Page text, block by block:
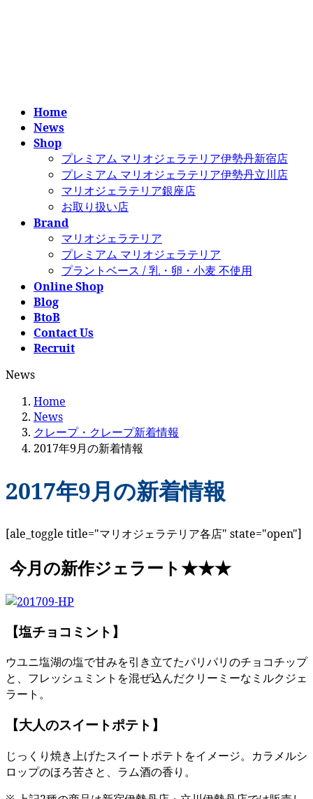
Home
News
Shop
プレミアム マリオジェラテリア伊勢丹新宿店
プレミアム マリオジェラテリア伊勢丹立川店
マリオジェラテリア銀座店
お取り扱い店
Brand
マリオジェラテリア
プレミアム マリオジェラテリア
プラントベース / 乳・卵・小麦 不使用
Online Shop
Blog
BtoB
Contact Us
Recruit
News
Home
News
クレープ・クレープ新着情報
2017年9月の新着情報
2017年9月の新着情報
[ale_toggle title="マリオジェラテリア各店" state="open"]
今月の新作ジェラート★★★
【塩チョコミント】
ウユニ塩湖の塩で甘みを引き立てたパリパリのチョコチップ
と、フレッシュミントを混ぜ込んだクリーミーなミルクジェ
ラート。
【大人のスイートポテト】
じっくり焼き上げたスイートポテトをイメージ。カラメルシ
ロップのほろ苦さと、ラム酒の香り。